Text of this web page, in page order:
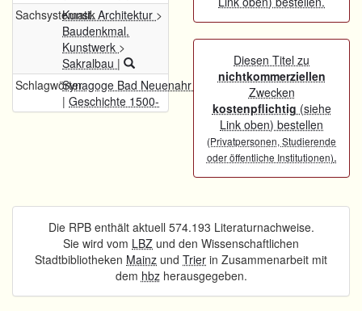
SachsystematikKunst. Architektur >
Baudenkmal.
Kunstwerk >
Sakralbau |
SchlagwörterSynagoge Bad Neuenahr / Bad Neuenahr
| Geschichte 1500-
Diesen Titel zu
nichtkommerziellen
Zwecken
kostenpflichtig (siehe
Link oben) bestellen
(Privatpersonen, Studierende
oder öffentliche Institutionen).
Die RPB enthält aktuell 574.193 Literaturnachweise.
Sie wird vom LBZ und den Wissenschaftlichen
Stadtbibliotheken Mainz und Trier in Zusammenarbeit mit
dem hbzherausgegeben.